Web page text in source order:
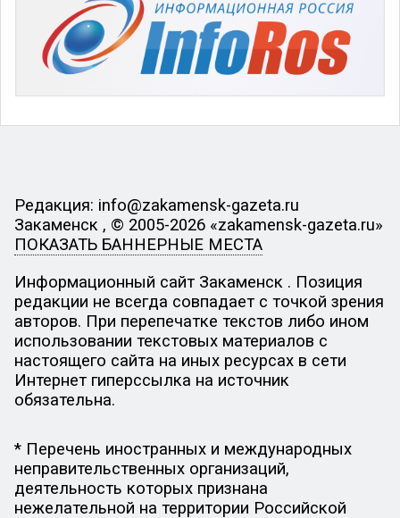
Редакция: info@zakamensk-gazeta.ru
Закаменск , © 2005-2026 «zakamensk-gazeta.ru»
ПОКАЗАТЬ БАННЕРНЫЕ МЕСТА
Информационный сайт Закаменск . Позиция
редакции не всегда совпадает с точкой зрения
авторов. При перепечатке текстов либо ином
использовании текстовых материалов с
настоящего сайта на иных ресурсах в сети
Интернет гиперссылка на источник
обязательна.
* Перечень иностранных и международных
неправительственных организаций,
деятельность которых признана
нежелательной на территории Российской